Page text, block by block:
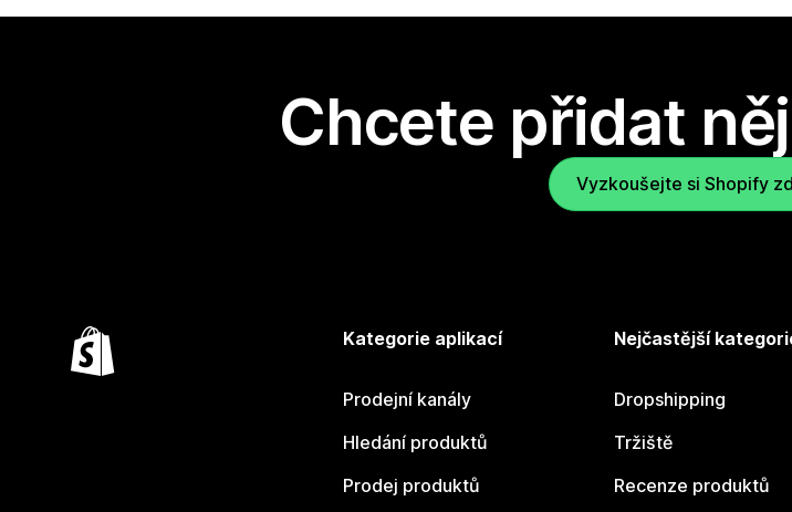
Chcete přidat
Vyzkoušejte si Shopify
Kategorie aplikací
Prodejní kanály
Hledání produktů
Prodej produktů
Nejčastější
Dropshipping
Tržiště
Recenze produktů